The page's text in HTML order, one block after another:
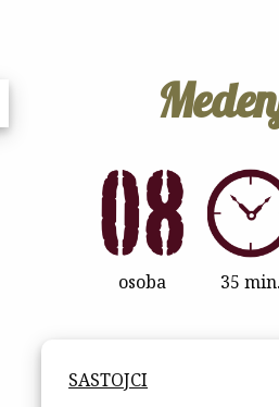
osoba 35 min.
SASTOJCI